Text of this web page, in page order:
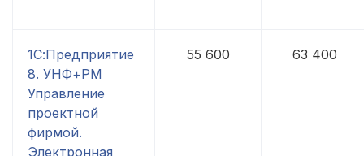
1С:Предприятие
8. УНФ+РМ
Управление
проектной
фирмой.
Электронная
55 600 63 400